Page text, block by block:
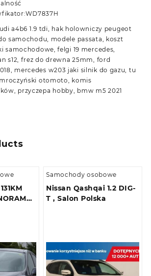
a4b6 1.9 tdi, hak holowniczy peugeot
samochodu, modele passata, koszt
samochodowe, felgi 19 mercedes,
s12, frez do drewna 25mm, ford
mercedes w203 jaki silnik do gazu, tu
otomoto, komis
przyczepa hobby, bmw m5 2021
Samochody osobowe
Nissan Qashqai 1.2 DIG-
T , Salon Polska